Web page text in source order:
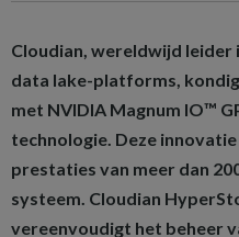
Cloudian, wereldwijd leider
data lake-platforms,
met NVIDIA Magnum IO™
technologie. Deze
prestaties van meer dan
systeem. Cloudian
vereenvoudigt het beheer